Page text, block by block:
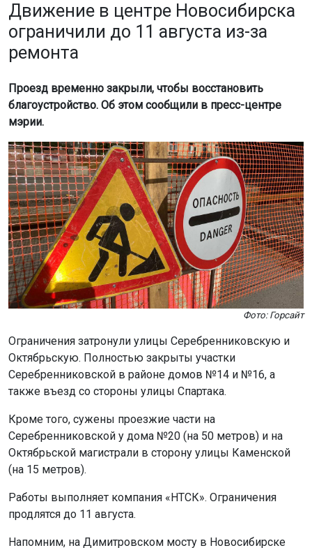
Движение в центре Новосибирска
ограничили до 11 августа из-за
ремонта
Проезд временно закрыли, чтобы восстановить
благоустройство. Об этом сообщили в пресс-центре
мэрии.
Фото: Горсайт
Ограничения затронули улицы Серебренниковскую и
Октябрьскую. Полностью закрыты участки
Серебренниковской в районе домов №14 и №16, а
также въезд со стороны улицы Спартака.
Кроме того, сужены проезжие части на
Серебренниковской у дома №20 (на 50 метров) и на
Октябрьской магистрали в сторону улицы Каменской
(на 15 метров).
Работы выполняет компания «НТСК». Ограничения
продлятся до 11 августа.
Напомним, на Димитровском мосту в Новосибирске